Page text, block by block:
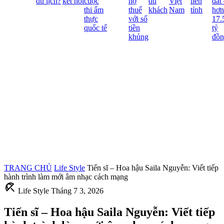
thi ẩm
thực
quốc tế
thuế
với số
tiền
khủng
kháchNam
tỉnh
hơn
tỷ
TRANG CHỦ Life Style Tiến sĩ – Hoa hậu Saila Nguyễn: Viết tiếp
hành trình làm mới âm nhạc cách mạng
beach_access Life Style Tháng 7 3, 2026
Tiến sĩ – Hoa hậu Saila Nguyễn: Viết tiếp